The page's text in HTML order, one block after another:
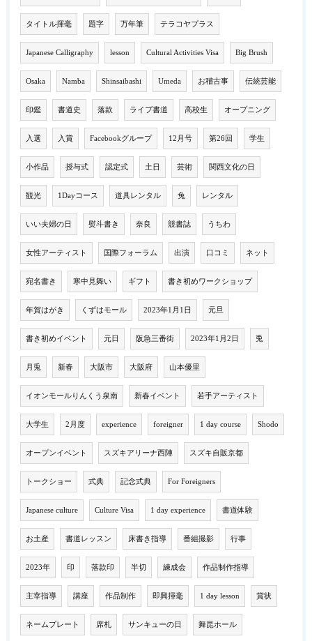
タイトル揮毫 題字 万年筆 テラコヤプラス
Japanese Calligraphy lesson Cultural Activities Visa Big Brush
Osaka Namba Shinsaibashi Umeda お稽古事 伝統芸能
印鑑 書道史 落款 ライブ書道 高校生 オープニング
入選 入賞 Facebookグループ 12月号 第26回 学生
小作品 授与式 認定式 土日 芸術 関西文化の日
観光 1Dayコース 道具レンタル 兔 レンタル
いい夫婦の日 熨斗書き 奈良 競書誌 うちわ
女性アーティスト 国際フォーラム 出演 口コミ ネット
宛名書き 寒中見舞い ギフト 書き初めワークショップ
年賀はがき くずはモール 2023年1月1日 元旦
書き初めイベント 元日 阪急三番街 2023年1月2日 兎
月兎 新春 大阪市 大阪府 山本優里
イオンモールりんくう泉南 新春イベント 若手アーティスト
大学生 2月度 experience foreigner 1 day course Shodo
オープンイベント スズキアリーナ西陣 スズキ自販京都
トークショー 式典 記念式典 For Foreigners
Japanese culture Culture Visa 1 day experience 書道体験
お土産 書道レッスン 床書き指導 番組撮影 行事
2023年 印 落款印 半切 練成会 作品制作指導
主宰指導 講座 作品制作 即興揮毫 1 day lesson 賞状
ネームプレート 席札 サンキューの日 舞昆ホール